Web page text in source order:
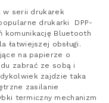
w serii drukarek
drukarki DPP-
komunikację Bluetooth
łatwiejszej obsługi.
na papierze o
zabrać ze sobą i
zajdzie taka
zasilanie
termiczny mechanizm